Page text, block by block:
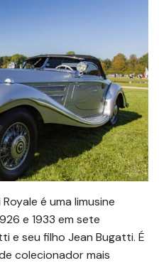
é uma limusine
e 1933 em sete
e seu filho Jean Bugatti. É
colecionador mais